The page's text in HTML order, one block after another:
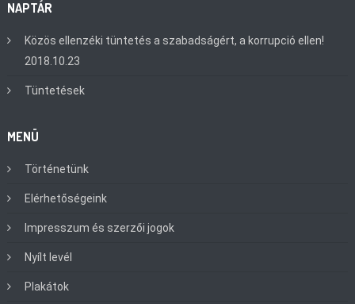
NAPTÁR
Közös ellenzéki tüntetés a szabadságért, a korrupció ellen!
2018.10.23
Tüntetések
MENÜ
Történetünk
Elérhetőségeink
Impresszum és szerzői jogok
Nyílt levél
Plakátok